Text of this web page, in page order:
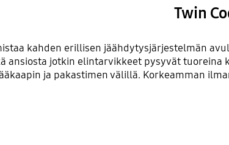
Twin
kahden erillisen jäähdytysjärjestelmän
ansiosta jotkin elintarvikkeet pysyvät
ja pakastimen välillä. Korkeamman